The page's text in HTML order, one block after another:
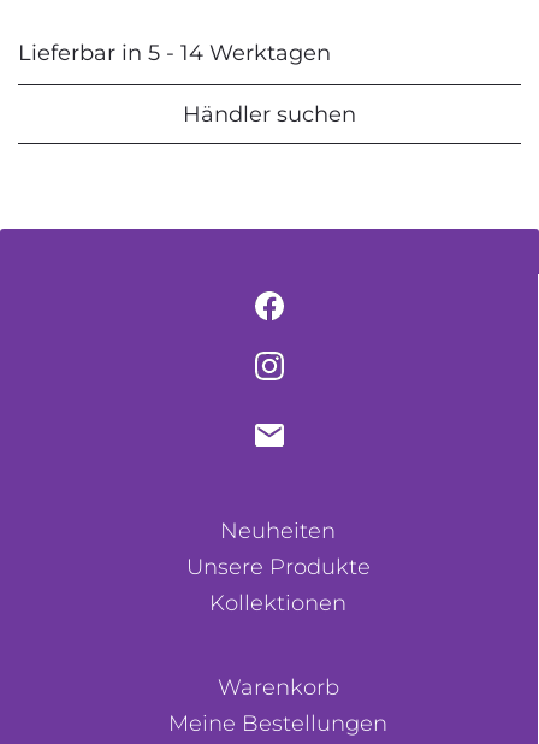
Lieferbar in 5 - 14 Werktagen
Händler suchen
Neuheiten
Unsere Produkte
Kollektionen
Warenkorb
Meine Bestellungen